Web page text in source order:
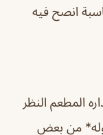
انصح فيه
المطعم النظر
من بعض